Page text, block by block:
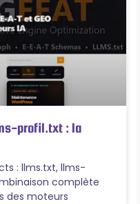
profil.txt : la
: llms.txt, llms-
complète
des moteurs